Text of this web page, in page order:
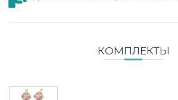
КОМПЛЕКТЫ